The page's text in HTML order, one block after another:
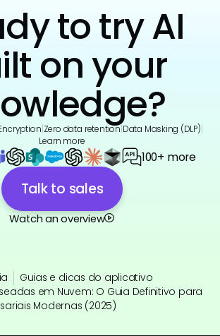
to try AI
on your
Zero data retention Data Masking (DLP)
Learn more
100+ more
Talk to sales
Watch an overview
Guias e dicas do aplicativo
em Nuvem: O Guia Definitivo para
Modernas (2025)